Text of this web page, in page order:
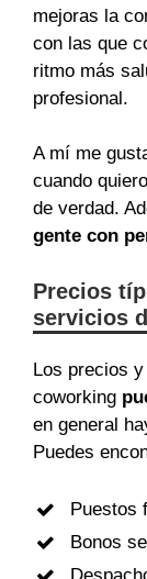
mejoras la
con las que
ritmo más
profesional.
A mí me
cuando
de verdad.
gente con
Precios
servicios
Los precios
coworking
en general
Puedes
Puestos
Bonos